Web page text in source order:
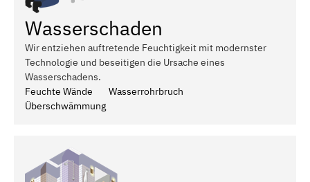
Wasserschaden
Wir entziehen auftretende Feuchtigkeit mit modernster
Technologie und beseitigen die Ursache eines
Wasserschadens.
Feuchte Wände
Wasserrohrbruch
Überschwämmung